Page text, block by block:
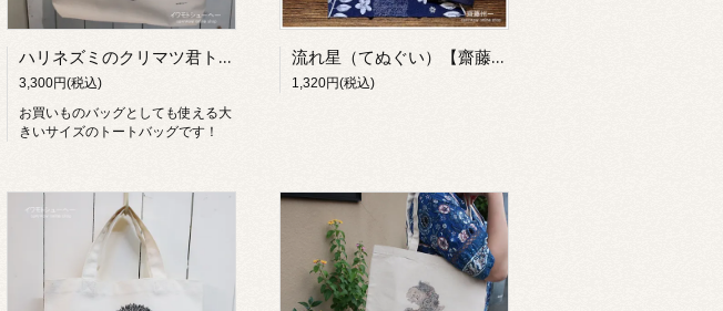
ハリネズミのクリマツ君トートバッグ(風船ニコニコ)【イワモトシューヘー】
3,300円(税込)
お買いものバッグとしても使える大
きいサイズのトートバッグです！
流れ星（てぬぐい）【齋藤州一】
1,320円(税込)